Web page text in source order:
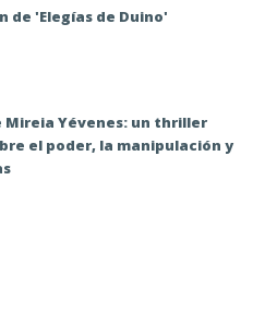
de 'Elegías de Duino'
Mireia Yévenes: un thriller
el poder, la manipulación y